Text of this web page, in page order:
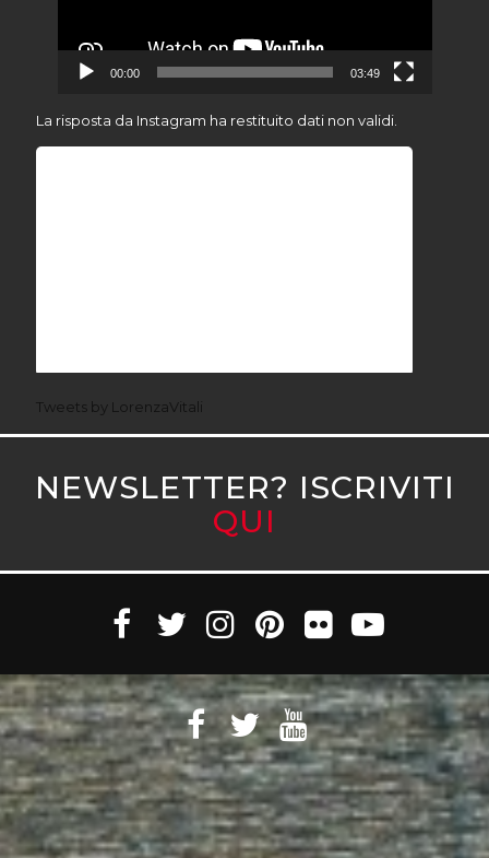
00:00 03:49
La risposta da Instagram ha restituito dati non validi.
Tweets by LorenzaVitali
NEWSLETTER? ISCRIVITI
QUI